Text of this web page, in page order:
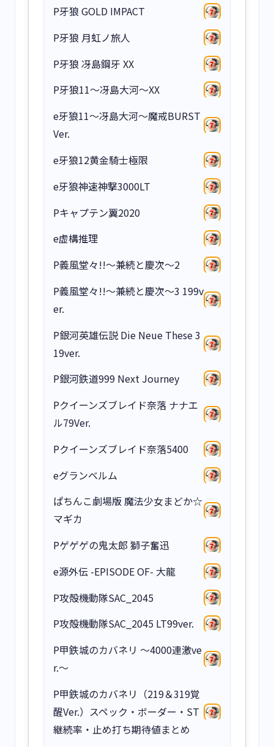
P牙狼 GOLD IMPACT
P牙狼 月虹ノ旅人
P牙狼 冴島鋼牙 XX
P牙狼11～冴島大河～XX
e牙狼11～冴島大河～魔戒BURST
Ver.
e牙狼12黄金騎士極限
e牙狼神速神撃3000LT
Pキャプテン翼2020
e虚構推理
P義風堂々!!～兼続と慶次～2
P義風堂々!!～兼続と慶次～3 199v
er.
P銀河英雄伝説 Die Neue These 3
19ver.
P銀河鉄道999 Next Journey
Pクイーンズブレイド奈落 ナナエ
ル79Ver.
Pクイーンズブレイド奈落5400
eグランベルム
ぱちんこ劇場版 魔法少女まどか☆
マギカ
Pゲゲゲの鬼太郎 獅子奮迅
e源外伝 -EPISODE OF- 大龍
P攻殻機動隊SAC_2045
P攻殻機動隊SAC_2045 LT99ver.
P甲鉄城のカバネリ ～4000連激ve
r.～
P甲鉄城のカバネリ（219＆319覚
醒Ver.）スペック・ボーダー・ST
継続率・止め打ち期待値まとめ